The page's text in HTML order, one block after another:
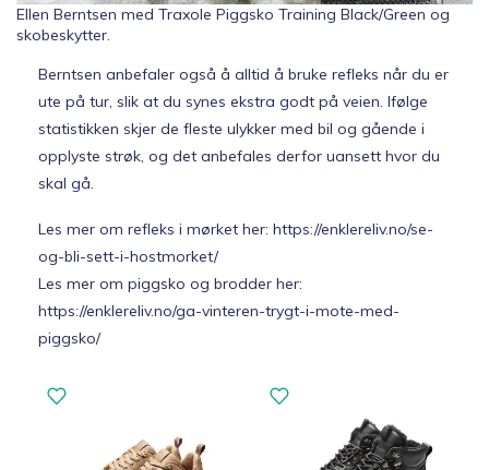
Ellen Berntsen med Traxole Piggsko Training Black/Green og
skobeskytter.
Berntsen anbefaler også å alltid å bruke refleks når du er
ute på tur, slik at du synes ekstra godt på veien. Ifølge
statistikken skjer de fleste ulykker med bil og gående i
opplyste strøk, og det anbefales derfor uansett hvor du
skal gå.
Les mer om refleks i mørket her: https://enklereliv.no/se-
og-bli-sett-i-hostmorket/
Les mer om piggsko og brodder her:
https://enklereliv.no/ga-vinteren-trygt-i-mote-med-
piggsko/